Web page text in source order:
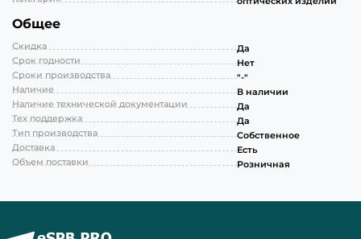
Общее
Скидка
Да
Срок годности
Нет
Сроки производства
"-"
Наличие
В наличии
Наличие технической документации
Да
Тех поддержка
Да
Тип производства
Собственное
Доставка
Есть
Объем поставки
Розничная